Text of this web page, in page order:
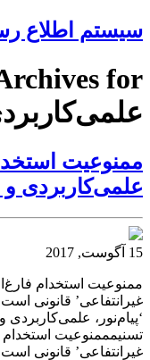
سیستم اطلاع
ممنوعیت
علمی‌کاربردی و
15 آگوست, 2017
ممنوعیت استخدام
غیرانتفاعی’ قانونی
‘پیام‌نور، علمی‌کاربردی
تسنیمممنوعیت استخدام
غیرانتفاعی’ قانونی